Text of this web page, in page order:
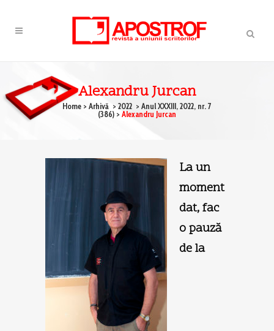
Alexandru Jurcan
Home > Arhivă > 2022 > Anul XXXIII, 2022, nr. 7
(386) > Alexandru Jurcan
La un
moment
dat, fac
o pauză
de la